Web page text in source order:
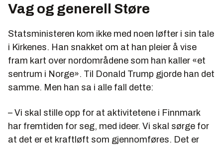
Vag og generell Støre
Statsministeren kom ikke med noen løfter i sin tale
i Kirkenes. Han snakket om at han pleier å vise
fram kart over nordområdene som han kaller «et
sentrum i Norge». Til Donald Trump gjorde han det
samme. Men han sa i alle fall dette:
– Vi skal stille opp for at aktivitetene i Finnmark
har fremtiden for seg, med ideer. Vi skal sørge for
at det er et kraftløft som gjennomføres. Det er